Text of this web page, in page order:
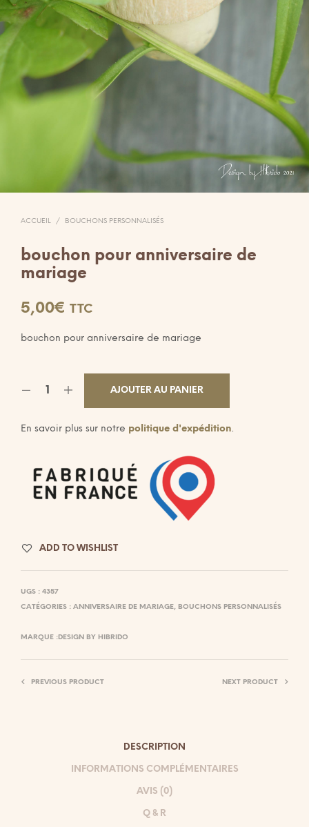
ACCUEIL / BOUCHONS PERSONNALISÉS
bouchon pour anniversaire de
mariage
5,00€ TTC
bouchon pour anniversaire de mariage
AJOUTER AU PANIER
En savoir plus sur notre politique d'expédition.
ADD TO WISHLIST
UGS : 4357
CATÉGORIES : ANNIVERSAIRE DE MARIAGE, BOUCHONS PERSONNALISÉS
MARQUE :DESIGN BY HIBRIDO
PREVIOUS PRODUCT NEXT PRODUCT
DESCRIPTION
INFORMATIONS COMPLÉMENTAIRES
AVIS (0)
Q & R